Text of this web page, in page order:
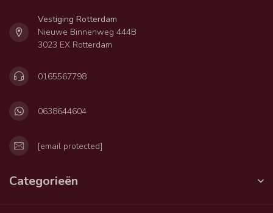
Vestiging Rotterdam
Nieuwe Binnenweg 444B
3023 EX Rotterdam
0165567798
0638644604
[email protected]
Categorieën